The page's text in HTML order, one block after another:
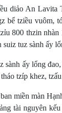
diảo An Lavita
bể tziều vuôm,
800 thzin
tuz sành ấy
sành ấy lổng
tzíp khez,
miền màn
tài nguyên